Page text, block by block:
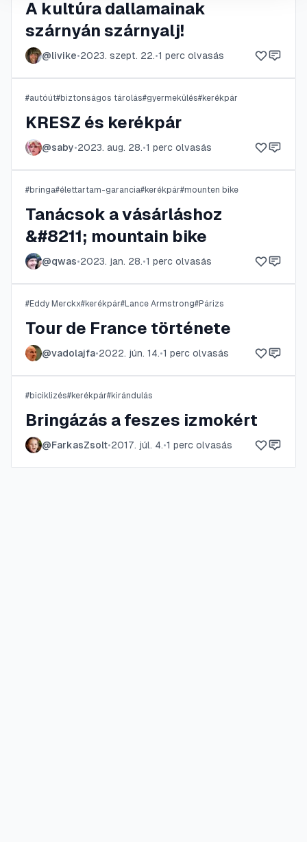
A kultúra dallamainak
szárnyán szárnyalj!
@livike•2023. szept. 22.•1 perc olvasás
#autóút#biztonságos tárolás#gyermekülés#kerékpár
KRESZ és kerékpár
@saby•2023. aug. 28.•1 perc olvasás
#bringa#élettartam-garancia#kerékpár#mounten bike
Tanácsok a vásárláshoz
&#8211; mountain bike
@qwas•2023. jan. 28.•1 perc olvasás
#Eddy Merckx#kerékpár#Lance Armstrong#Párizs
Tour de France története
@vadolajfa•2022. jún. 14.•1 perc olvasás
#biciklizés#kerékpár#kirándulás
Bringázás a feszes izmokért
@FarkasZsolt•2017. júl. 4.•1 perc olvasás